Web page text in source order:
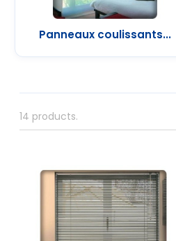
Panneaux coulissants...
14 products.